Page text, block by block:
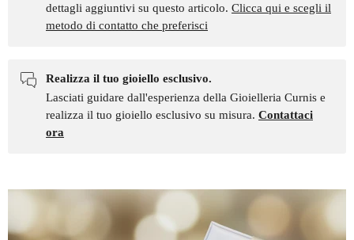
dettagli aggiuntivi su questo articolo. Clicca qui e scegli il
metodo di contatto che preferisci
Realizza il tuo gioiello esclusivo.
Lasciati guidare dall'esperienza della Gioielleria Curnis e
realizza il tuo gioiello esclusivo su misura. Contattaci
ora